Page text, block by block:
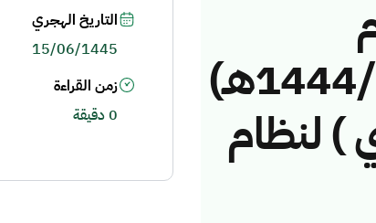
الاتصالات رقم ( 4311430 /ق/1444هـ)
) لنظام
التاريخ الهجري
15/06/1445
زمن القراءة
0 دقيقة